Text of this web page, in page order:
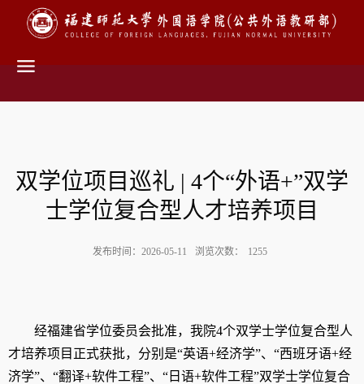
双学位项目巡礼 | 4个“外语+”双学
士学位复合型人才培养项目
发布时间：2026-05-11 浏览次数： 1255
经福建省学位委员会批准，我院4个双学士学位复合型人
才培养项目正式获批，分别是“英语+经济学”、“西班牙语+经
济学”、“翻译+软件工程”、“日语+软件工程”双学士学位复合